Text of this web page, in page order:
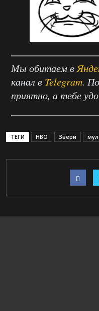
Мы обитаем в
канал в Telegram.
приятно, а тебе
ТЕГИ HBO Звери